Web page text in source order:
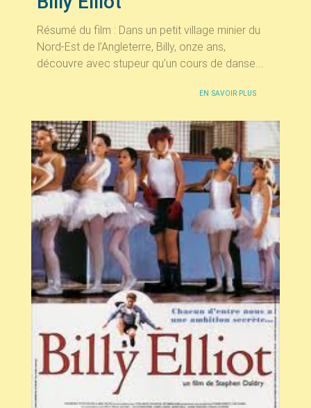
Résumé du film : Dans un petit village minier du
Nord-Est de l’Angleterre, Billy, onze ans,
découvre avec stupeur qu’un cours de danse...
EN SAVOIR PLUS